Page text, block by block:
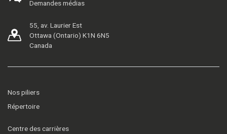
Demandes médias
55, av. Laurier Est
Ottawa (Ontario) K1N 6N5
Canada
Nos piliers
Répertoire
Centre des carrières